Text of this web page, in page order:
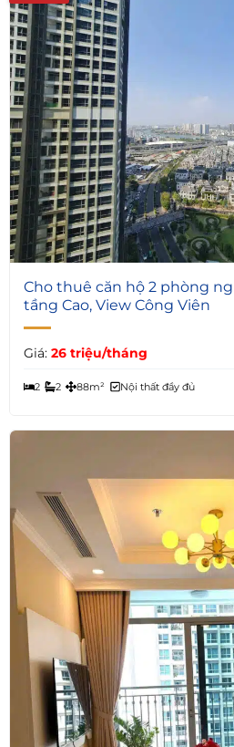
3
Cho thuê căn hộ 2 phòng
tầng Cao, View Công Viên
Giá: 26 triệu/tháng
2 2 88m² Nội thất đầy đủ